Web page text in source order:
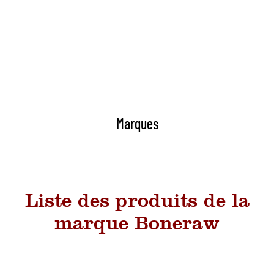
Marques
Liste des produits de la
marque Boneraw